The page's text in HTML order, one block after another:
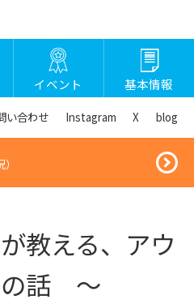
イベント 基本情報
い合わせ Instagram X blog
教える、アウ
の話 ～